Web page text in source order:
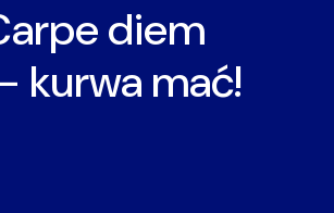
diem
kurwa mać!